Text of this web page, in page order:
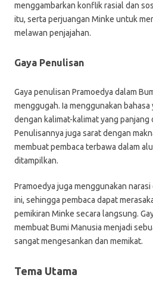
menggambarkan konflik rasial dan
itu, serta perjuangan Minke untuk
melawan penjajahan.
Gaya Penulisan
Gaya penulisan Pramoedya dalam
menggugah. Ia menggunakan
dengan kalimat-kalimat yang panjang
Penulisannya juga sarat dengan
membuat pembaca terbawa dalam
ditampilkan.
Pramoedya juga menggunakan
ini, sehingga pembaca dapat
pemikiran Minke secara langsung.
membuat Bumi Manusia menjadi
sangat mengesankan dan memikat.
Tema Utama